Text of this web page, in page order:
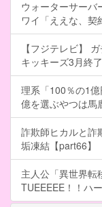
ウォーターサーバ
ワイ「ええな、契
【フジテレビ】
キッキーズ3月終
理系「100％の1
億を選ぶやつは馬
詐欺師ヒカルと詐
垢凍結【part66】
主人公「異世界
TUEEEEE！！ハ